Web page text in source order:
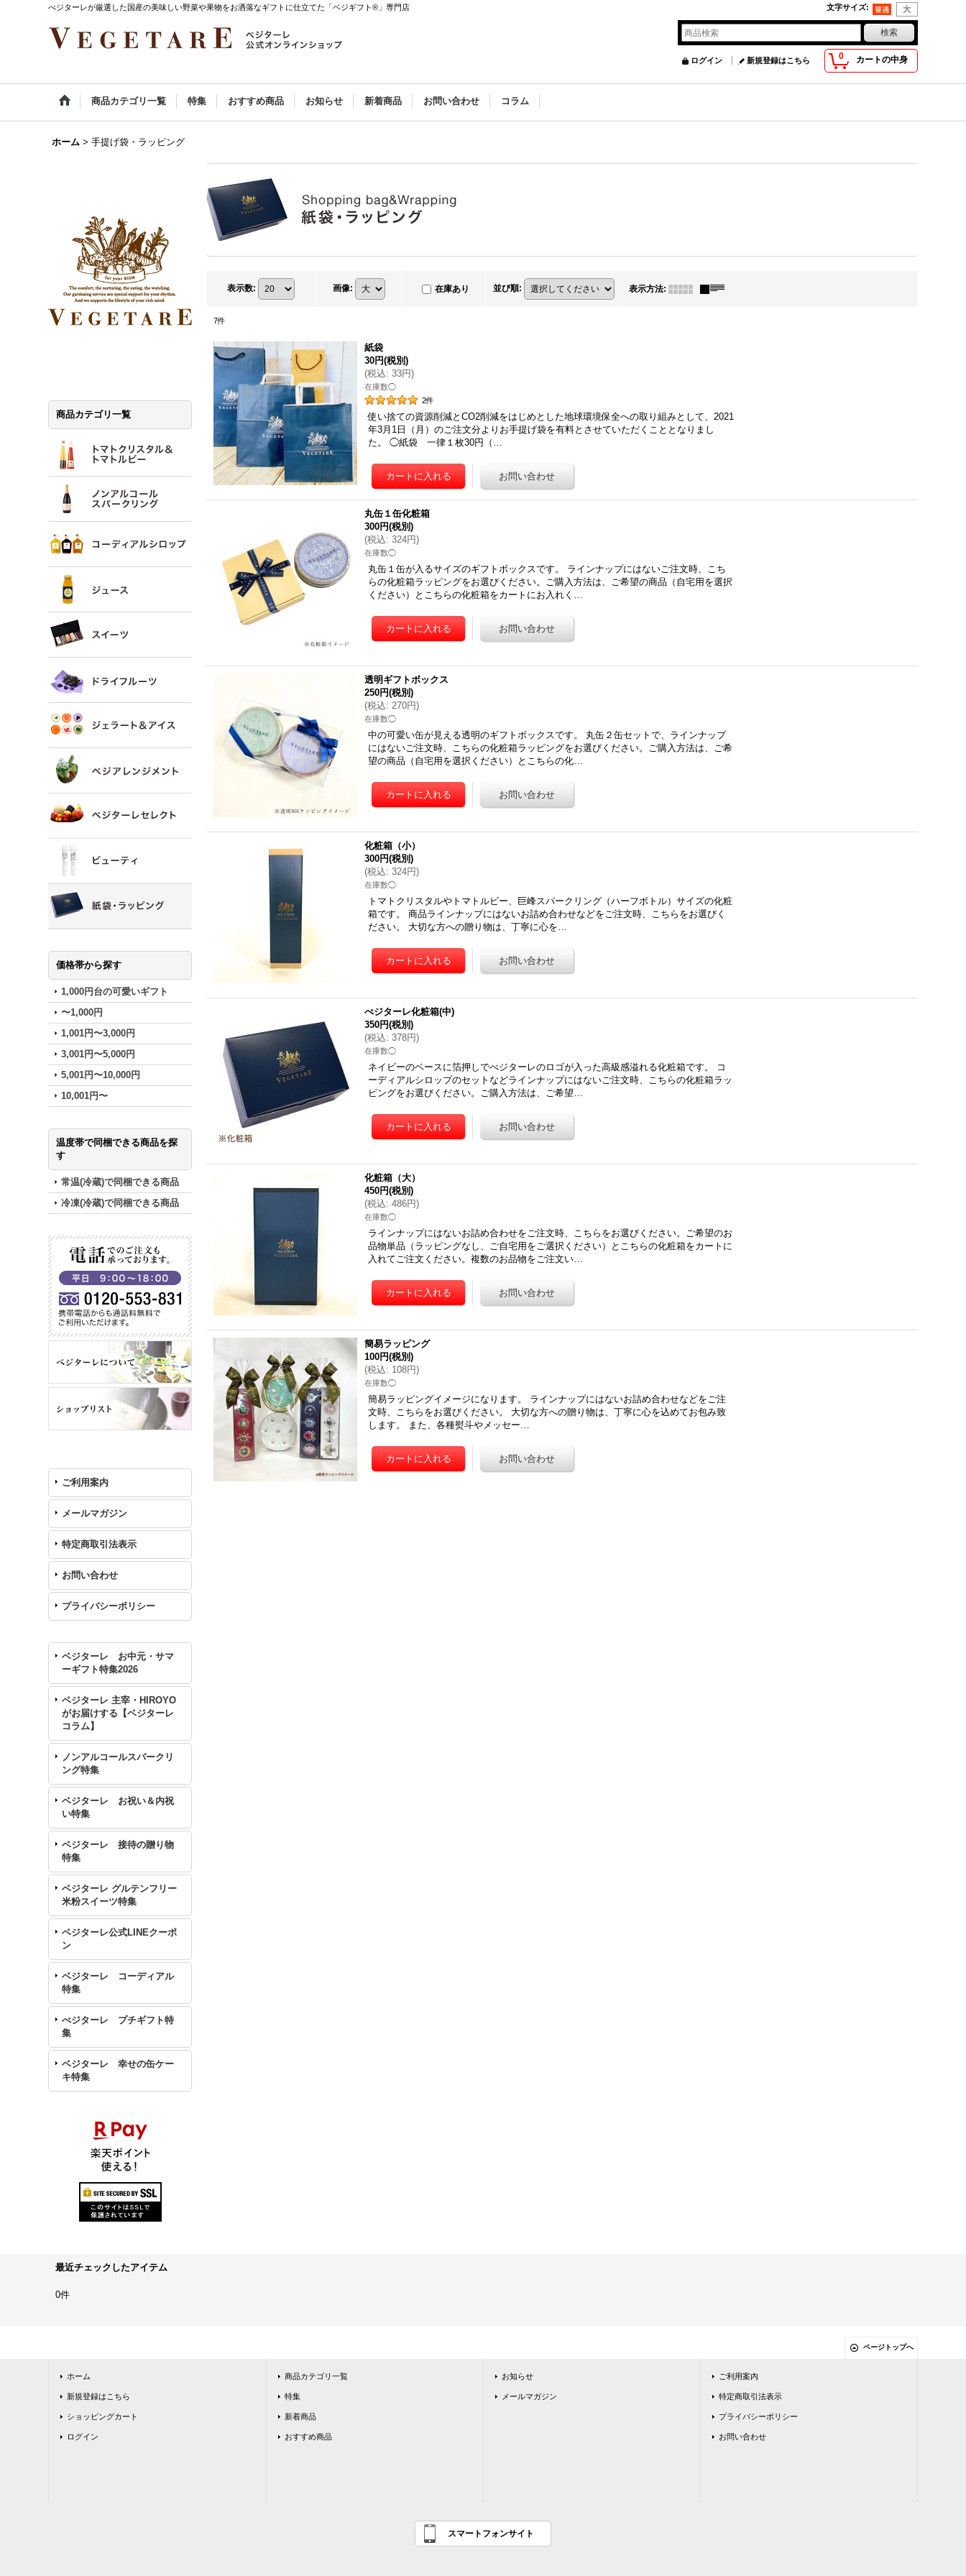
べジターレが厳選した国産の美味しい野菜や果物をお洒落なギフトに仕立てた「ベジギフト®」専門店 文字サイズ:
0 カートの中身
ログイン 新規登録はこちら
商品カテゴリ一覧 特集 おすすめ商品 お知らせ 新着商品 お問い合わせ コラム
ホーム > 手提げ袋・ラッピング
商品カテゴリ一覧
価格帯から探す
1,000円台の可愛いギフト
〜1,000円
1,001円〜3,000円
3,001円〜5,000円
5,001円〜10,000円
10,001円〜
温度帯で同梱できる商品を探
す
常温(冷蔵)で同梱できる商品
冷凍(冷蔵)で同梱できる商品
ご利用案内
メールマガジン
特定商取引法表示
お問い合わせ
プライバシーポリシー
ベジターレ お中元・サマ
ーギフト特集2026
ベジターレ 主宰・HIROYO
がお届けする【ベジターレ
コラム】
ノンアルコールスパークリ
ング特集
ベジターレ お祝い＆内祝
い特集
ベジターレ 接待の贈り物
特集
ベジターレ グルテンフリー
米粉スイーツ特集
ベジターレ公式LINEクーポ
ン
ベジターレ コーディアル
特集
べジターレ プチギフト特
集
ベジターレ 幸せの缶ケー
キ特集
表示数: 画像: 在庫あり 並び順: 表示方法:
7件
紙袋
30円(税別)
(税込: 33円)
在庫数◯
2件
使い捨ての資源削減とCO2削減をはじめとした地球環境保全への取り組みとして、2021
年3月1日（月）のご注文分よりお手提げ袋を有料とさせていただくこととなりまし
た。 ◯紙袋 一律１枚30円（…
丸缶１缶化粧箱
300円(税別)
(税込: 324円)
在庫数◯
丸缶１缶が入るサイズのギフトボックスです。 ラインナップにはないご注文時、こち
らの化粧箱ラッピングをお選びください。ご購入方法は、ご希望の商品（自宅用を選択
ください）とこちらの化粧箱をカートにお入れく…
透明ギフトボックス
250円(税別)
(税込: 270円)
在庫数◯
中の可愛い缶が見える透明のギフトボックスです。 丸缶２缶セットで、ラインナップ
にはないご注文時、こちらの化粧箱ラッピングをお選びください。ご購入方法は、ご希
望の商品（自宅用を選択ください）とこちらの化…
化粧箱（小）
300円(税別)
(税込: 324円)
在庫数◯
トマトクリスタルやトマトルビー、巨峰スパークリング（ハーフボトル）サイズの化粧
箱です。 商品ラインナップにはないお詰め合わせなどをご注文時、こちらをお選びく
ださい。 大切な方への贈り物は、丁寧に心を…
べジターレ化粧箱(中)
350円(税別)
(税込: 378円)
在庫数◯
ネイビーのベースに箔押しでべジターレのロゴが入った高級感溢れる化粧箱です。 コ
ーディアルシロップのセットなどラインナップにはないご注文時、こちらの化粧箱ラッ
ピングをお選びください。ご購入方法は、ご希望…
化粧箱（大）
450円(税別)
(税込: 486円)
在庫数◯
ラインナップにはないお詰め合わせをご注文時、こちらをお選びください。ご希望のお
品物単品（ラッピングなし、ご自宅用をご選択ください）とこちらの化粧箱をカートに
入れてご注文ください。複数のお品物をご注文い…
簡易ラッピング
100円(税別)
(税込: 108円)
在庫数◯
簡易ラッピングイメージになります。 ラインナップにはないお詰め合わせなどをご注
文時、こちらをお選びください。 大切な方への贈り物は、丁寧に心を込めてお包み致
します。 また、各種熨斗やメッセー…
最近チェックしたアイテム
0件
ページトップへ
ホーム
新規登録はこちら
ショッピングカート
ログイン
商品カテゴリ一覧
特集
新着商品
おすすめ商品
お知らせ
メールマガジン
ご利用案内
特定商取引法表示
プライバシーポリシー
お問い合わせ
スマートフォンサイト